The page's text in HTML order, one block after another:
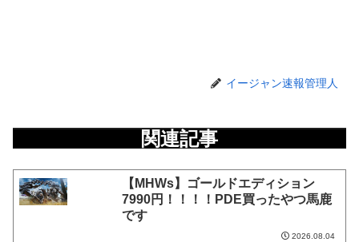
イージャン速報管理人
関連記事
【MHWs】ゴールドエディション
7990円！！！！PDE買ったやつ馬鹿
です
2026.08.04